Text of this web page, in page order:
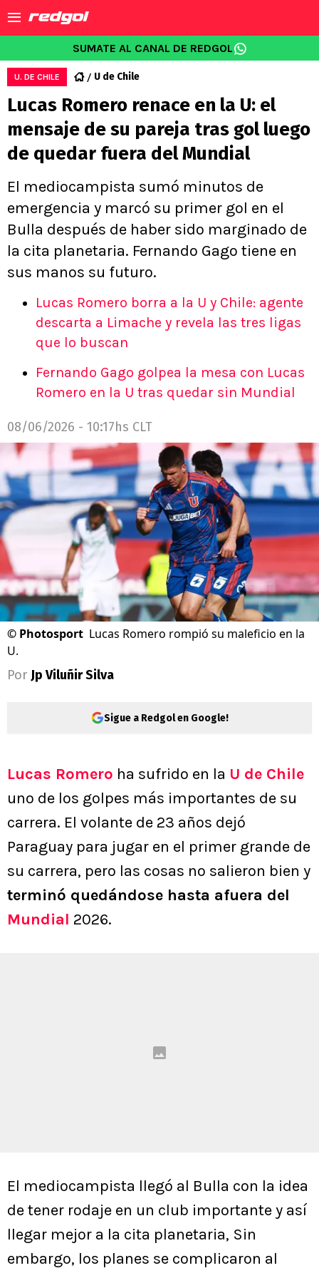
SUMATE AL CANAL DE REDGOL
U. DE CHILE U de Chile
Lucas Romero renace en la U: el
mensaje de su pareja tras gol luego
de quedar fuera del Mundial
El mediocampista sumó minutos de
emergencia y marcó su primer gol en el
Bulla después de haber sido marginado de
la cita planetaria. Fernando Gago tiene en
sus manos su futuro.
Lucas Romero borra a la U y Chile: agente
descarta a Limache y revela las tres ligas
que lo buscan
Fernando Gago golpea la mesa con Lucas
Romero en la U tras quedar sin Mundial
08/06/2026 - 10:17hs CLT
© Photosport Lucas Romero rompió su maleficio en la
U.
Por Jp Viluñir Silva
Sigue a Redgol en Google!
Lucas Romero ha sufrido en la U de Chile
uno de los golpes más importantes de su
carrera. El volante de 23 años dejó
Paraguay para jugar en el primer grande de
su carrera, pero las cosas no salieron bien y
terminó quedándose hasta afuera del
Mundial 2026.
El mediocampista llegó al Bulla con la idea
de tener rodaje en un club importante y así
llegar mejor a la cita planetaria, Sin
embargo, los planes se complicaron al